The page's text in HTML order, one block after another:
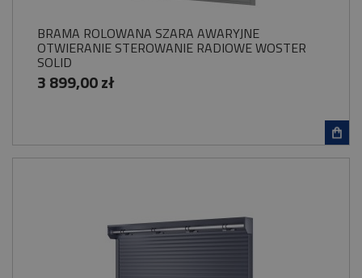
BRAMA ROLOWANA SZARA AWARYJNE
OTWIERANIE STEROWANIE RADIOWE WOSTER
SOLID
3 899,00 zł